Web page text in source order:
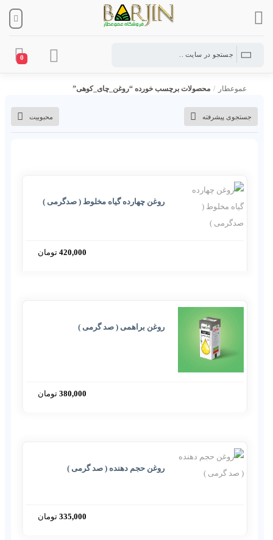
0
جستجوی پیشرفته محبوبیت
عموعطار / محصولات برچسب خورده “روغن_چای_کوهی”
روغن چهارده گیاه مخلوط ( صدگرمی )
420,000 تومان
روغن براهمی ( صد گرمی )
380,000 تومان
روغن حجم دهنده ( صد گرمی )
335,000 تومان